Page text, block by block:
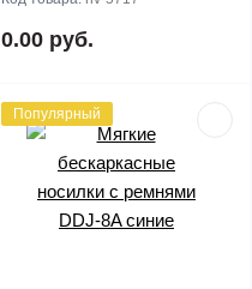
0.00 руб.
Популярный